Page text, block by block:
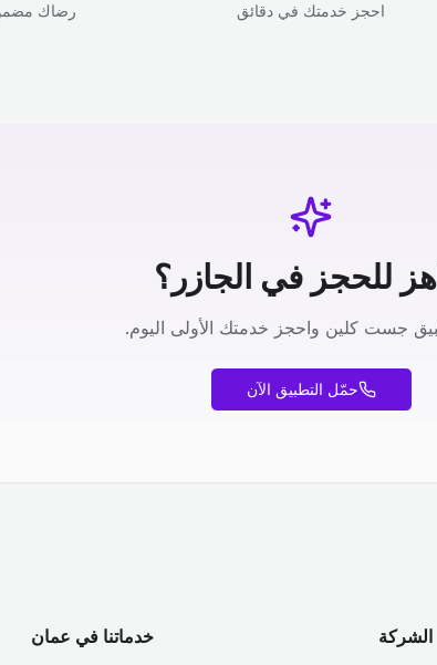
احجز خدمتك في دقائق رضاك
للحجز في الجازر؟
جست كلين واحجز خدمتك الأولى اليوم.
حمّل التطبيق الآن
الشركة خدماتنا في عمان